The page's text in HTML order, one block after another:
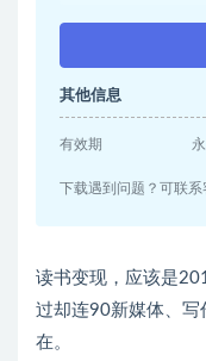
其他信息
有效期
下载遇到问题？可联
读书变现，应该是
过却连90新媒体、写
在。